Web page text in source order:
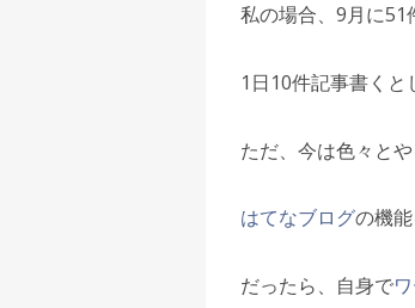
私の場合、9月に51
1日10件記事書く
ただ、今は色々と
はてなブログの機
だったら、自身で